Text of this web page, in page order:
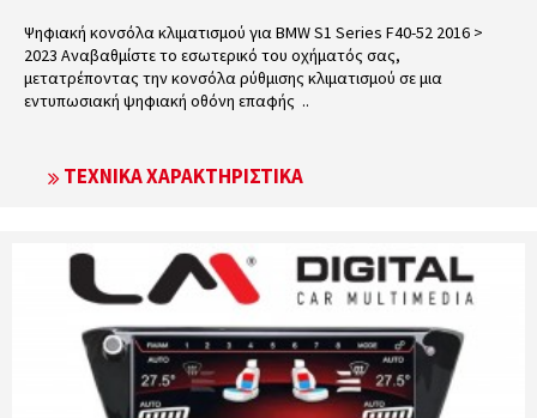
Ψηφιακή κονσόλα κλιματισμού για BMW S1 Series F40-52 2016 >
2023 Αναβαθμίστε το εσωτερικό του οχήματός σας,
μετατρέποντας την κονσόλα ρύθμισης κλιματισμού σε μια
εντυπωσιακή ψηφιακή οθόνη επαφής ..
ΤΕΧΝΙΚΆ ΧΑΡΑΚΤΗΡΙΣΤΙΚΆ